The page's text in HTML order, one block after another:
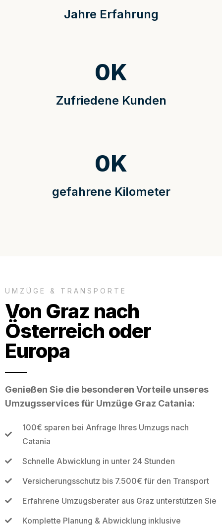
Jahre Erfahrung
Zufriedene Kunden
0K
gefahrene Kilometer
0K
UMZÜGE & TRANSPORTE
Von Graz nach
Österreich oder
Europa
Genießen Sie die besonderen Vorteile unseres
Umzugsservices für Umzüge Graz Catania:
100€ sparen bei Anfrage Ihres Umzugs nach
Catania
Schnelle Abwicklung in unter 24 Stunden
Versicherungsschutz bis 7.500€ für den Transport
Erfahrene Umzugsberater aus Graz unterstützen Sie
Komplette Planung & Abwicklung inklusive